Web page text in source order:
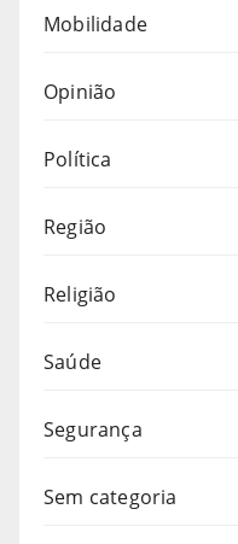
Mobilidade
Opinião
Política
Região
Religião
Saúde
Segurança
Sem categoria